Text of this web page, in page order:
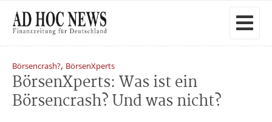
Börsencrash?, BörsenXperts
BörsenXperts: Was ist ein
Börsencrash? Und was nicht?